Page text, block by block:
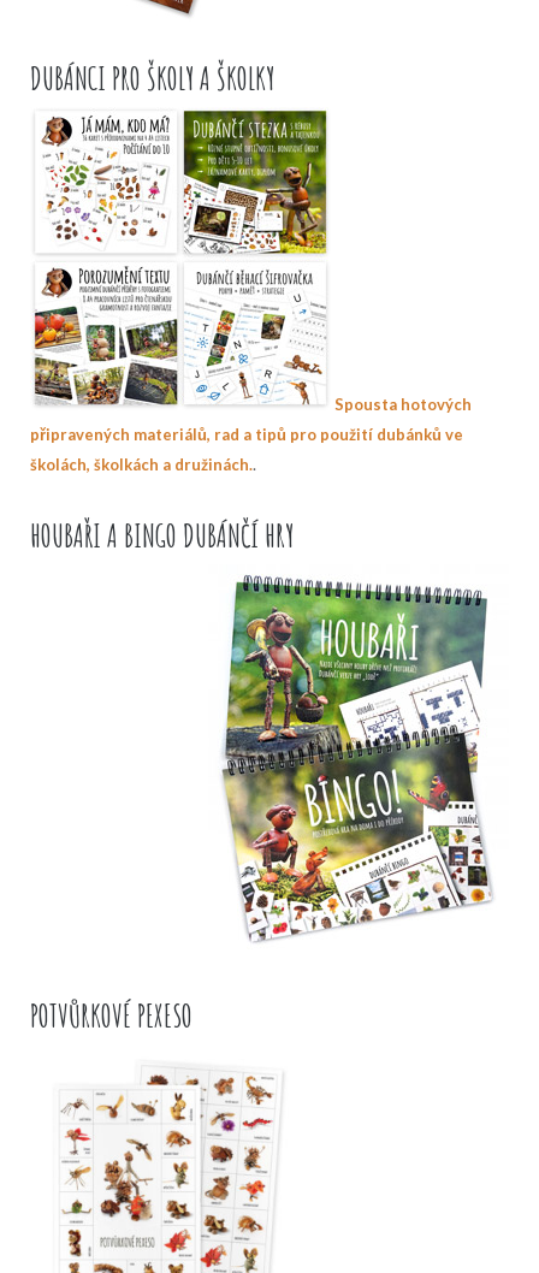
DUBÁNCI PRO ŠKOLY A ŠKOLKY
Spousta hotových
připravených materiálů, rad a tipů pro použití dubánků ve
školách, školkách a družinách..
HOUBAŘI A BINGO DUBÁNČÍ HRY
POTVŮRKOVÉ PEXESO